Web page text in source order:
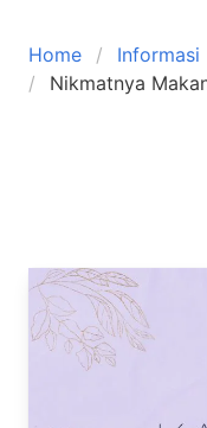
Home
Informasi
Nikmatnya